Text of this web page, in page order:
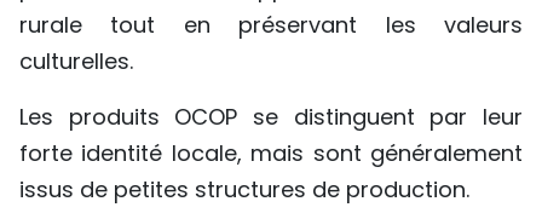
rurale tout en préservant les valeurs
culturelles.
Les produits OCOP se distinguent par leur
forte identité locale, mais sont généralement
issus de petites structures de production.